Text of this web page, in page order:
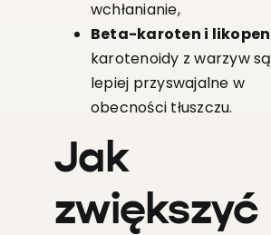
wchłanianie,
Beta-karoten i likopen
karotenoidy z warzyw są
lepiej przyswajalne w
obecności tłuszczu.
Jak
zwiększyć